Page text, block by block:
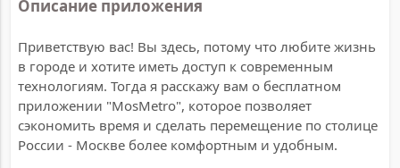
Описание приложения
Приветствую вас! Вы здесь, потому что любите жизнь
в городе и хотите иметь доступ к современным
технологиям. Тогда я расскажу вам о бесплатном
приложении "MosMetro", которое позволяет
сэкономить время и сделать перемещение по столице
России - Москве более комфортным и удобным.